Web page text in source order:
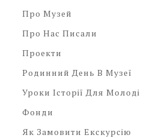
Про Музей
Про Нас Писали
Проекти
Родинний День В Музеї
Уроки Історії Для Молоді
Фонди
Як Замовити Екскурсію